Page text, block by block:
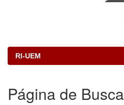
RI-UEM
Página de Busca